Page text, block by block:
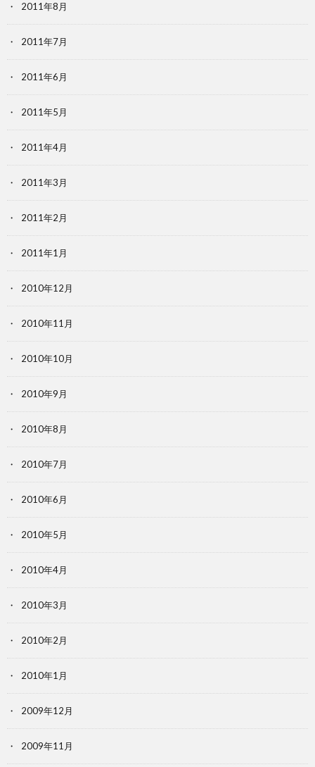
2011年8月
2011年7月
2011年6月
2011年5月
2011年4月
2011年3月
2011年2月
2011年1月
2010年12月
2010年11月
2010年10月
2010年9月
2010年8月
2010年7月
2010年6月
2010年5月
2010年4月
2010年3月
2010年2月
2010年1月
2009年12月
2009年11月